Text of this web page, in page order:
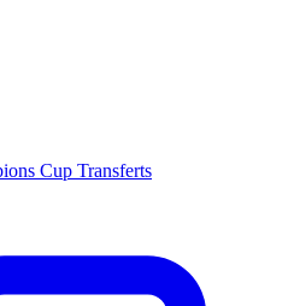
Cup Transferts